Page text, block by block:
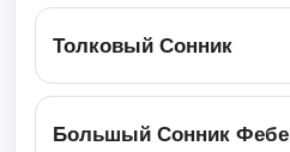
Толковый Сонник
Большый Сонник Фебе